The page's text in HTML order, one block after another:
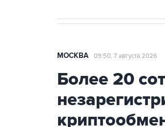
МОСКВА 09:50, 7 августа 2026
Более 20